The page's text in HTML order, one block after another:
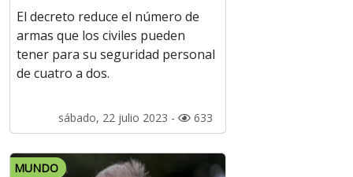
El decreto reduce el número de
armas que los civiles pueden
tener para su seguridad personal
de cuatro a dos.
sábado, 22 julio 2023 - 633
MUNDO